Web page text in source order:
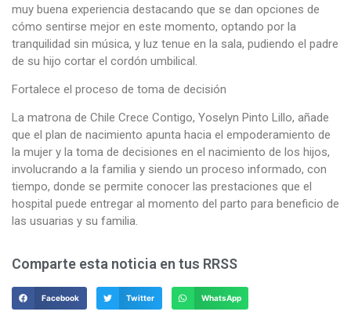
muy buena experiencia destacando que se dan opciones de
cómo sentirse mejor en este momento, optando por la
tranquilidad sin música, y luz tenue en la sala, pudiendo el padre
de su hijo cortar el cordón umbilical.
Fortalece el proceso de toma de decisión
La matrona de Chile Crece Contigo, Yoselyn Pinto Lillo, añade
que el plan de nacimiento apunta hacia el empoderamiento de
la mujer y la toma de decisiones en el nacimiento de los hijos,
involucrando a la familia y siendo un proceso informado, con
tiempo, donde se permite conocer las prestaciones que el
hospital puede entregar al momento del parto para beneficio de
las usuarias y su familia.
Comparte esta noticia en tus RRSS
Facebook Twitter WhatsApp